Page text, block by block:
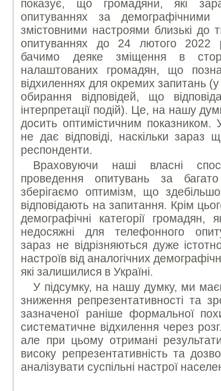
показує, що громадяни, які
опитуваннях за демографічними
змістовними настроями близькі до
опитуваннях до 24 лютого 2022
бачимо деяке зміщення в
налаштованих громадян, що
відхиленнях для окремих запитань
обирання відповідей, що
інтерпретації подій). Це, на нашу
досить оптимістичним показником.
не дає відповіді, наскільки зараз
респонденти.
Враховуючи наші власні
проведення опитувань за
зберігаємо оптимізм, що
відповідають на запитання. Крім
демографічні категорії громадян,
недосяжні для телефонного
зараз не відрізняються дуже
настроїв від аналогічних
які залишилися в Україні.
У підсумку, на нашу думку, ми
зниження репрезентативності та
зазначеної раніше формальної
систематичне відхилення через
але при цьому отримані
високу репрезентативність та
аналізувати суспільні настрої